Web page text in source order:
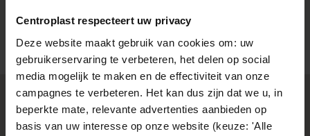
Centroplast respecteert uw privacy
Deze website maakt gebruik van cookies om: uw
gebruikerservaring te verbeteren, het delen op social
media mogelijk te maken en de effectiviteit van onze
campagnes te verbeteren. Het kan dus zijn dat we u, in
beperkte mate, relevante advertenties aanbieden op
basis van uw interesse op onze website (keuze: 'Alle
Contact